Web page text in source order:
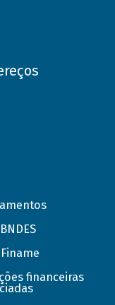
Finame
financeiras